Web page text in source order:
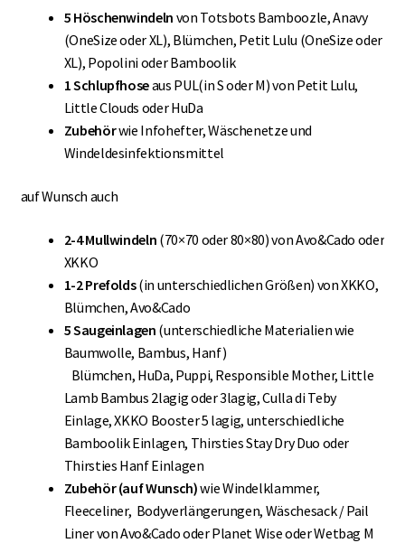
5 Höschenwindeln von Totsbots Bamboozle, Anavy
(OneSize oder XL), Blümchen, Petit Lulu (OneSize oder
XL), Popolini oder Bamboolik
1 Schlupfhoseaus PUL(in S oder M) von Petit Lulu,
Little Clouds oder HuDa
Zubehörwie Infohefter, Wäschenetze und
Windeldesinfektionsmittel
auf Wunsch auch
2-4 Mullwindeln (70×70 oder 80×80) von Avo&Cado oder
XKKO
1-2 Prefolds(in unterschiedlichen Größen) von XKKO,
Blümchen, Avo&Cado
5 Saugeinlagen (unterschiedliche Materialien wie
Baumwolle, Bambus, Hanf)
Blümchen, HuDa, Puppi, Responsible Mother, Little
Lamb Bambus 2lagig oder 3lagig, Culla di Teby
Einlage, XKKO Booster 5 lagig, unterschiedliche
Bamboolik Einlagen, Thirsties Stay Dry Duo oder
Thirsties Hanf Einlagen
Zubehör (auf Wunsch)wie Windelklammer,
Fleeceliner, Bodyverlängerungen, Wäschesack / Pail
Liner von Avo&Cado oder Planet Wise oder Wetbag M